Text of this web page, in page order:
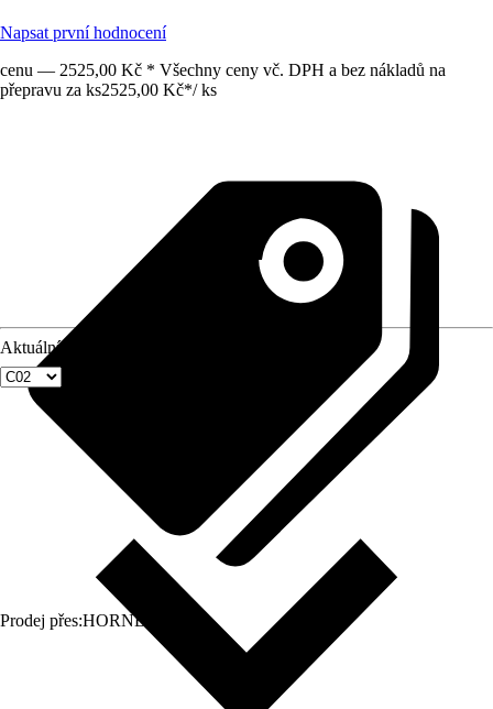
Napsat první hodnocení
cenu — 2525,00 Kč * Všechny ceny vč. DPH a bez nákladů na
přepravu za ks2525,00 Kč*/ ks
Prodej přes:HORNBACH
Aktuální velikost okna